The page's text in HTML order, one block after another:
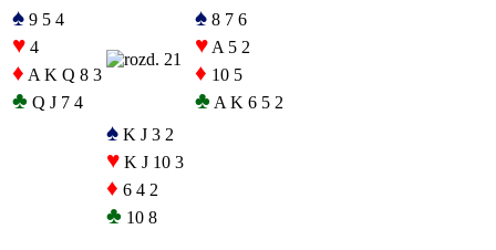
♠ 9 5 4
♥ 4
♦ A K Q 8 3
♣ Q J 7 4
♠ 8 7 6
♥ A 5 2
♦ 10 5
♣ A K 6 5 2
♠ K J 3 2
♥ K J 10 3
♦ 6 4 2
♣ 10 8